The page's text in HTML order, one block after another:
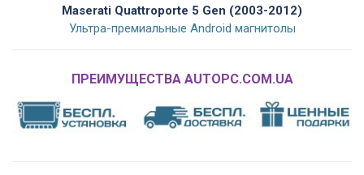
Maserati Quattroporte 5 Gen (2003-2012)
Ультра-премиальные Android магнитолы
ПРЕИМУЩЕСТВА AUTOPC.COM.UA